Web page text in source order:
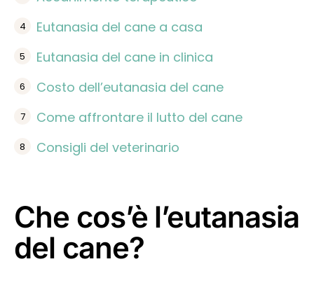
Eutanasia del cane a casa
Eutanasia del cane in clinica
Costo dell’eutanasia del cane
Come affrontare il lutto del cane
Consigli del veterinario
Che cos’è l’eutanasia
del cane?